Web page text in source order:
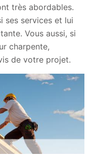
très abordables.
ses services et lui
Vous aussi, si
charpente,
de votre projet.